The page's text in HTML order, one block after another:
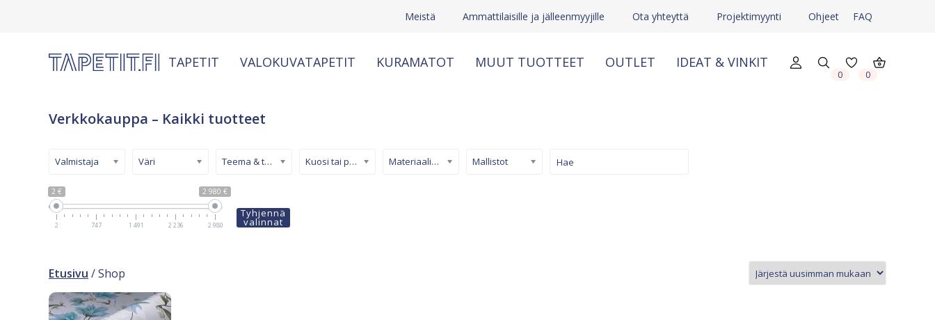
Meistä Ammattilaisille ja jälleenmyyjille Ota yhteyttä Projektimyynti Ohjeet FAQ
TAPETIT VALOKUVATAPETIT KURAMATOT MUUT TUOTTEET OUTLET IDEAT & VINKIT
0 0
Verkkokauppa – Kaikki tuotteet
2 € 2 980 €
2 747 1 491 2 236 2 980
Valmistaja Väri Teema & tyyli Kuosi tai pinta Materiaali/ tuotetyyppi Mallistot
Tyhjennä
valinnat
Etusivu / Shop